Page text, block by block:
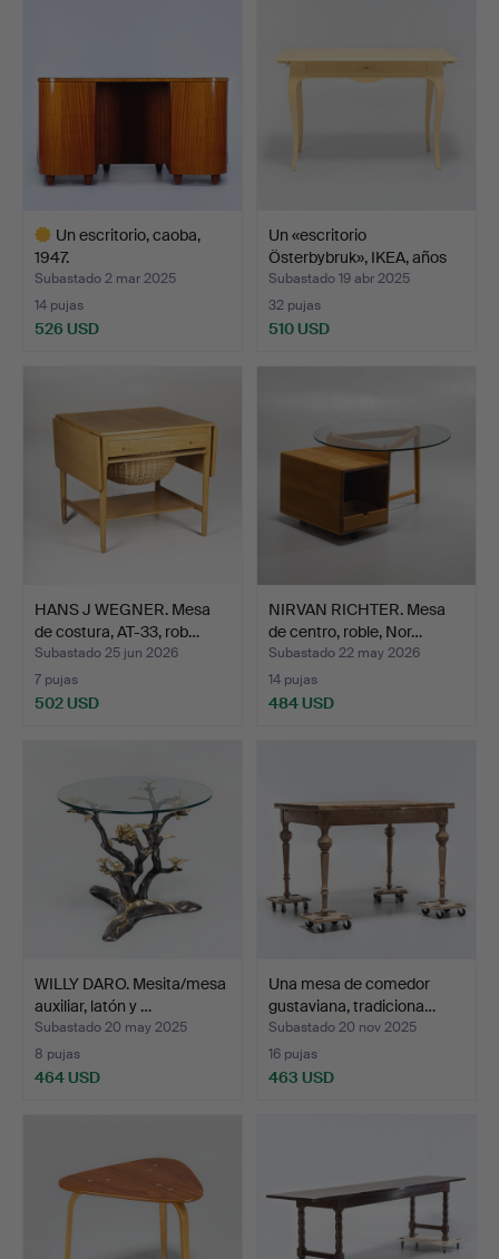
Un escritorio, caoba,
1947.
Subastado 2 mar 2025
14 pujas
526 USD
Un «escritorio
Österbybruk», IKEA, años
90.
Subastado 19 abr 2025
32 pujas
510 USD
HANS J WEGNER. Mesa
de costura, AT-33, rob…
Subastado 25 jun 2026
7 pujas
502 USD
NIRVAN RICHTER. Mesa
de centro, roble, Nor…
Subastado 22 may 2026
14 pujas
484 USD
WILLY DARO. Mesita/mesa
auxiliar, latón y …
Subastado 20 may 2025
8 pujas
464 USD
Una mesa de comedor
gustaviana, tradiciona…
Subastado 20 nov 2025
16 pujas
463 USD